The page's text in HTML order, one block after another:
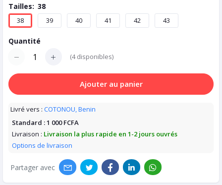
Tailles: 38
38 39 40 41 42 43
Quantité
(4disponibles)
Ajouter au panier
Livré vers : COTONOU, Benin
Standard :1 000 FCFA
Livraison : Livraison la plus rapide en 1-2 jours ouvrés
Options de livraison
Partager avec